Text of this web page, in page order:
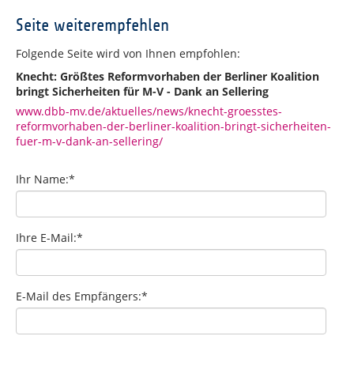
Seite weiterempfehlen
Folgende Seite wird von Ihnen empfohlen:
Knecht: Größtes Reformvorhaben der Berliner Koalition
bringt Sicherheiten für M-V - Dank an Sellering
www.dbb-mv.de/aktuelles/news/knecht-groesstes-
reformvorhaben-der-berliner-koalition-bringt-sicherheiten-
fuer-m-v-dank-an-sellering/
Ihr Name:*
Ihre E-Mail:*
E-Mail des Empfängers:*